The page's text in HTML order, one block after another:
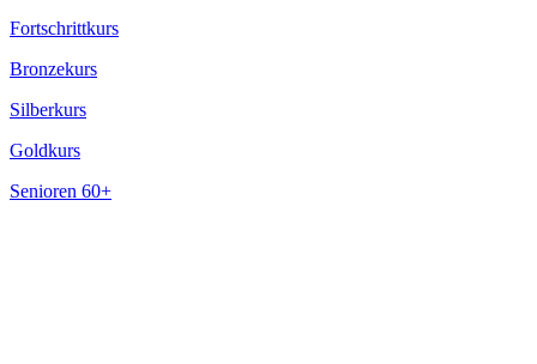
Fortschrittkurs
Bronzekurs
Silberkurs
Goldkurs
Senioren 60+